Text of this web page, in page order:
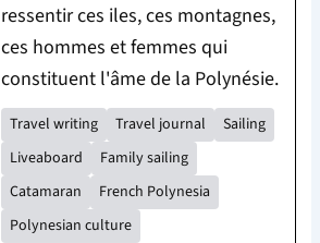
ressentir ces iles, ces montagnes,
ces hommes et femmes qui
constituent l'âme de la Polynésie.
Travel writing Travel journal
Sailing
Liveaboard
Family sailing
Catamaran
French Polynesia
Polynesian culture